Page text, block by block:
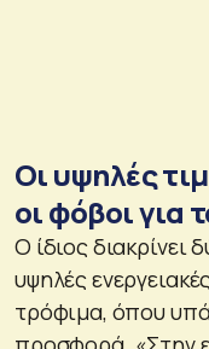
Οι υψηλές
οι φόβοι για
Ο ίδιος διακρίνει
υψηλές
τρόφιμα, όπου